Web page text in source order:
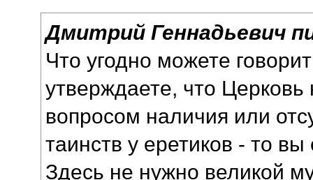
Дмитрий Геннадьевич
Что угодно можете
утверждаете, что
вопросом наличия или
таинств у еретиков - то
Здесь не нужно великой